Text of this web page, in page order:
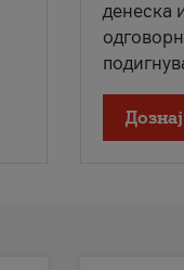
денеска